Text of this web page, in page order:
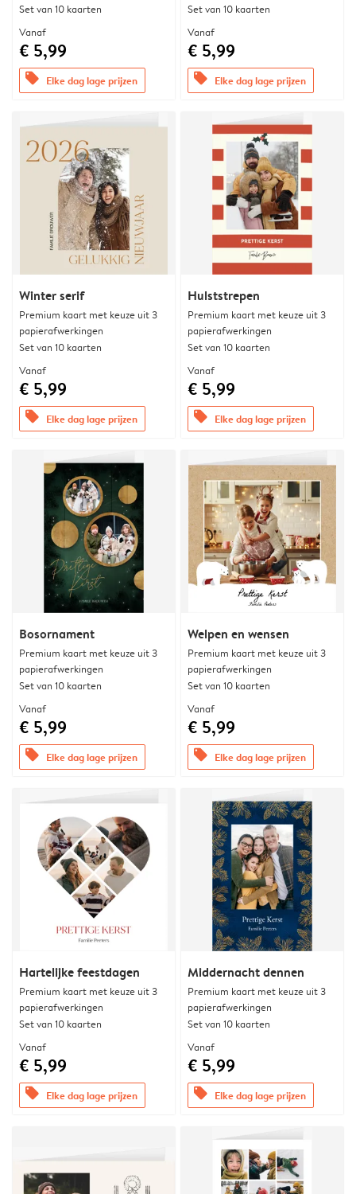
Set van 10 kaarten
Vanaf
€ 5,99
offers Elke dag lage prijzen
Set van 10 kaarten
Vanaf
€ 5,99
offers Elke dag lage prijzen
Winter serif
Premium kaart met keuze uit 3
papierafwerkingen
Set van 10 kaarten
Vanaf
€ 5,99
offers Elke dag lage prijzen
Hulststrepen
Premium kaart met keuze uit 3
papierafwerkingen
Set van 10 kaarten
Vanaf
€ 5,99
offers Elke dag lage prijzen
Bosornament
Premium kaart met keuze uit 3
papierafwerkingen
Set van 10 kaarten
Vanaf
€ 5,99
offers Elke dag lage prijzen
Welpen en wensen
Premium kaart met keuze uit 3
papierafwerkingen
Set van 10 kaarten
Vanaf
€ 5,99
offers Elke dag lage prijzen
Hartelijke feestdagen
Premium kaart met keuze uit 3
papierafwerkingen
Set van 10 kaarten
Vanaf
€ 5,99
offers Elke dag lage prijzen
Middernacht dennen
Premium kaart met keuze uit 3
papierafwerkingen
Set van 10 kaarten
Vanaf
€ 5,99
offers Elke dag lage prijzen